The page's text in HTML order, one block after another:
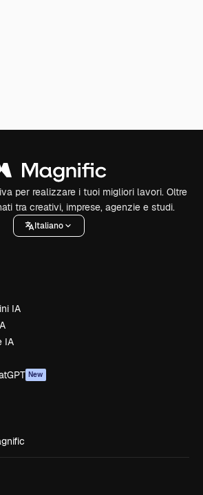
per realizzare i tuoi migliori lavori. Oltre
tra creativi, imprese, agenzie e studi.
Italiano
IA
IA
New